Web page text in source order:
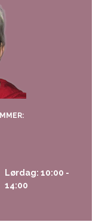
Lørdag: 10:00 -
14:00